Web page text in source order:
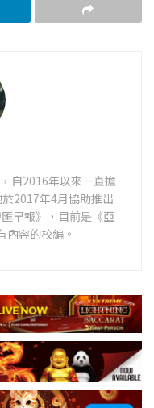
自2016年以來一直擔
2017年4月協助推出
早報》，目前是《亞
內容的校編。